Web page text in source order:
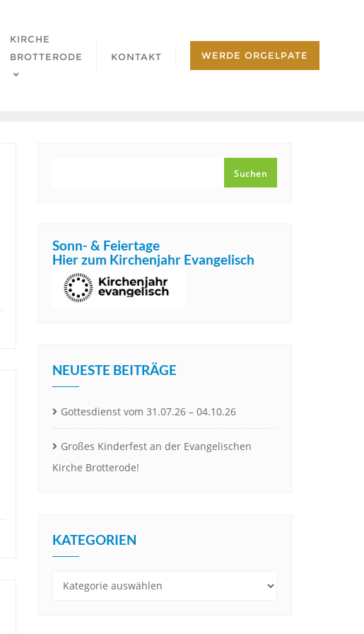
KIRCHE
BROTTERODE
KONTAKT WERDE ORGELPATE
Suchen
Sonn- & Feiertage
Hier zum Kirchenjahr Evangelisch
NEUESTE BEITRÄGE
Gottesdienst vom 31.07.26 – 04.10.26
Großes Kinderfest an der Evangelischen
Kirche Brotterode!
KATEGORIEN
Kategorien